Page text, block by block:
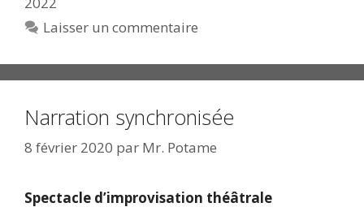
Laisser un commentaire
Narration synchronisée
8 février 2020 par Mr. Potame
Spectacle d’improvisation théâtrale